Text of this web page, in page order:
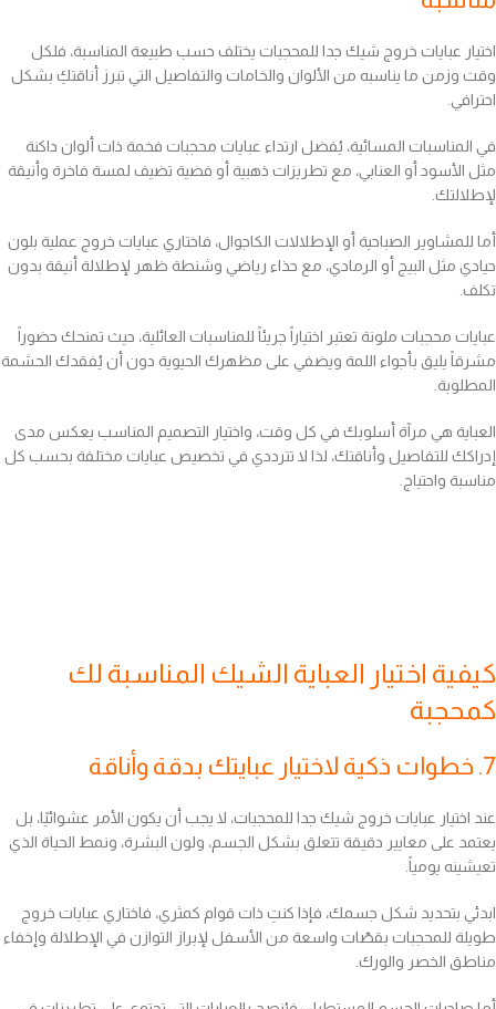
اختيار عبايات خروج شيك جدا للمحجبات يختلف حسب طبيعة المناسبة، فلكل
وقت وزمن ما يناسبه من الألوان والخامات والتفاصيل التي تبرز أناقتكِ بشكل
احترافي.
في المناسبات المسائية، يُفضل ارتداء عبايات محجبات فخمة ذات ألوان داكنة
مثل الأسود أو العنابي، مع تطريزات ذهبية أو فضية تضيف لمسة فاخرة وأنيقة
لإطلالتك.
أما للمشاوير الصباحية أو الإطلالات الكاجوال، فاختاري عبايات خروج عملية بلون
حيادي مثل البيج أو الرمادي، مع حذاء رياضي وشنطة ظهر لإطلالة أنيقة بدون
تكلف.
عبايات محجبات ملونة تعتبر اختياراً جريئاً للمناسبات العائلية، حيث تمنحك حضوراً
مشرقاً يليق بأجواء اللمة ويضفي على مظهرك الحيوية دون أن يُفقدك الحشمة
المطلوبة.
العباية هي مرآة أسلوبك في كل وقت، واختيار التصميم المناسب يعكس مدى
إدراكك للتفاصيل وأناقتك، لذا لا تترددي في تخصيص عبايات مختلفة بحسب كل
مناسبة واحتياج.
كيفية اختيار العباية الشيك المناسبة لك
كمحجبة
7. خطوات ذكية لاختيار عبايتك بدقة وأناقة
عند اختيار عبايات خروج شيك جدا للمحجبات، لا يجب أن يكون الأمر عشوائيًا، بل
يعتمد على معايير دقيقة تتعلق بشكل الجسم، ولون البشرة، ونمط الحياة الذي
تعيشينه يومياً.
ابدئي بتحديد شكل جسمك، فإذا كنتِ ذات قوام كمثري، فاختاري عبايات خروج
طويلة للمحجبات بقصّات واسعة من الأسفل لإبراز التوازن في الإطلالة وإخفاء
مناطق الخصر والورك.